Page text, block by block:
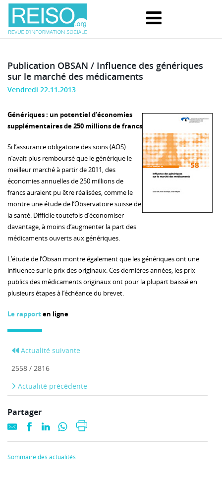
Publication OBSAN / Influence des génériques
sur le marché des médicaments
Vendredi 22.11.2013
Génériques : un potentiel d’économies
supplémentaires de 250 millions de francs
Si l’assurance obligatoire des soins (AOS)
n’avait plus remboursé que le générique le
meilleur marché à partir de 2011, des
économies annuelles de 250 millions de
francs auraient pu être réalisées, comme le
montre une étude de l’Observatoire suisse de
la santé. Difficile toutefois d’économiser
davantage, à moins d’augmenter la part des
médicaments ouverts aux génériques.
L’étude de l’Obsan montre également que les génériques ont une
influence sur le prix des originaux. Ces dernières années, les prix
publics des médicaments originaux ont pour la plupart baissé en
plusieurs étapes à l’échéance du brevet.
Le rapporten ligne
Actualité suivante
2558 / 2816
Actualité précédente
Partager
Sommaire des actualités